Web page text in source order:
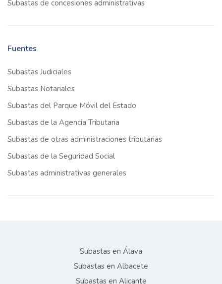
Subastas de concesiones administrativas
Fuentes
Subastas Judiciales
Subastas Notariales
Subastas del Parque Móvil del Estado
Subastas de la Agencia Tributaria
Subastas de otras administraciones tributarias
Subastas de la Seguridad Social
Subastas administrativas generales
Subastas en Álava
Subastas en Albacete
Subastas en Alicante